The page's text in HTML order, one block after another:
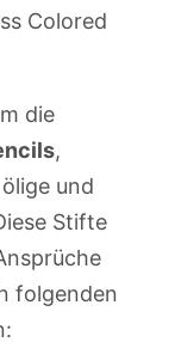
Colored
die
,
und
Stifte
folgenden